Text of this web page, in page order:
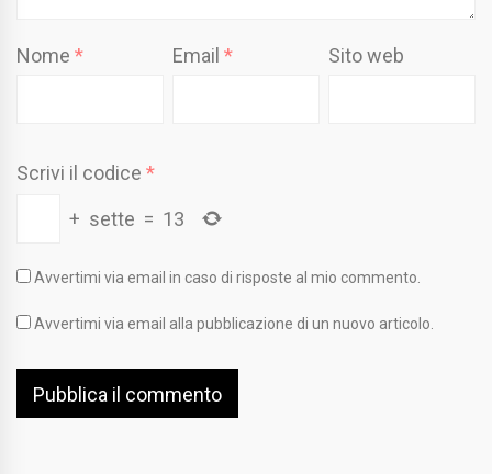
Nome * Email* Sito web
Scrivi il codice *
+ sette = 13
Avvertimi via email in caso di risposte al mio commento.
Avvertimi via email alla pubblicazione di un nuovo articolo.